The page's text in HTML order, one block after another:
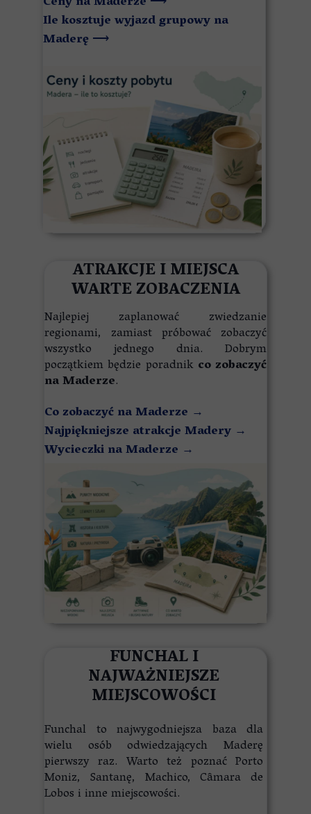
Ile kosztuje wyjazd grupowy na
Maderę ⟶
FUNCHAL I
NAJWAŻNIEJSZE
MIEJSCOWOŚCI
Funchal to najwygodniejsza baza dla
wielu osób odwiedzających Maderę
pierwszy raz. Warto też poznać Porto
Moniz, Santanę, Machico, Câmara de
Lobos i inne miejscowości.
ATRAKCJE I MIEJSCA
WARTE ZOBACZENIA
Najlepiej zaplanować zwiedzanie
regionami, zamiast próbować zobaczyć
wszystko jednego dnia. Dobrym
początkiem będzie poradnik co zobaczyć
na Maderze.
Co zobaczyć na Maderze →
Najpiękniejsze atrakcje Madery →
Wycieczki na Maderze →